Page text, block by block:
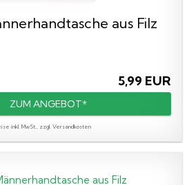
aus Filz
5,99 EUR
ZUM ANGEBOT*
inkl. MwSt., zzgl. Versandkosten